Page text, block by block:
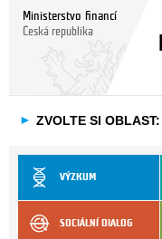
Ministerstvo financí
Česká republika
► ZVOLTE SI OBLAST:
VÝZKUM
SOCIÁLNÍ DIALOG